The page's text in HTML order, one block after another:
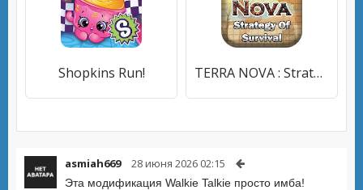
Shopkins Run! TERRA NOVA : Strategy of Survival
asmiah669 28 июня 2026 02:15
Эта модификация Walkie Talkie просто имба!